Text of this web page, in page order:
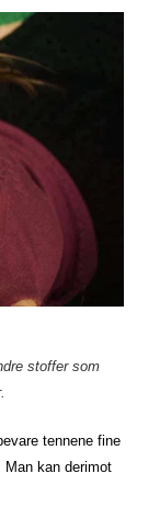
stoffer som
tennene fine
kan derimot